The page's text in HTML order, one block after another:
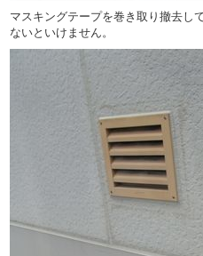
マスキングテープを巻き取り撤去し
ないといけません。